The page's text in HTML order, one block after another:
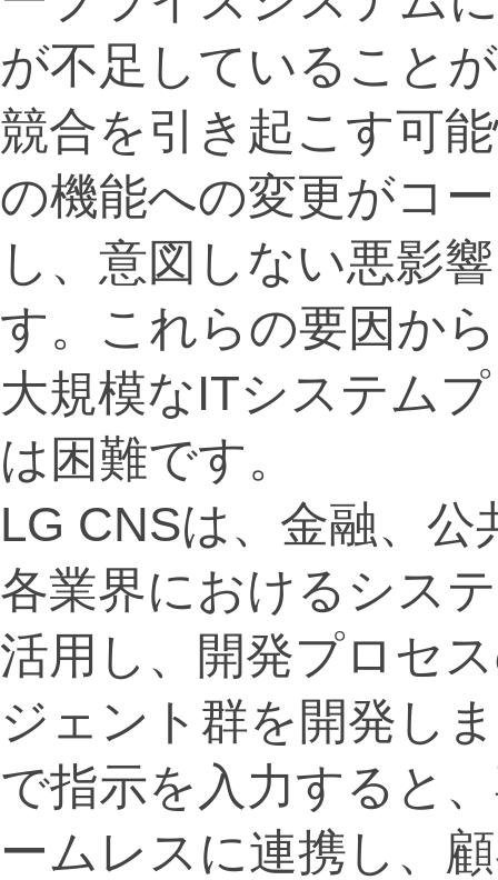
が不足していること
競合を引き起こす可
の機能への変更がコ
し、意図しない悪影
す。これらの要因か
大規模なITシステム
は困難です。
LG CNSは、金融、
各業界におけるシス
活用し、開発プロセ
ジェント群を開発し
で指示を入力すると
ームレスに連携し、